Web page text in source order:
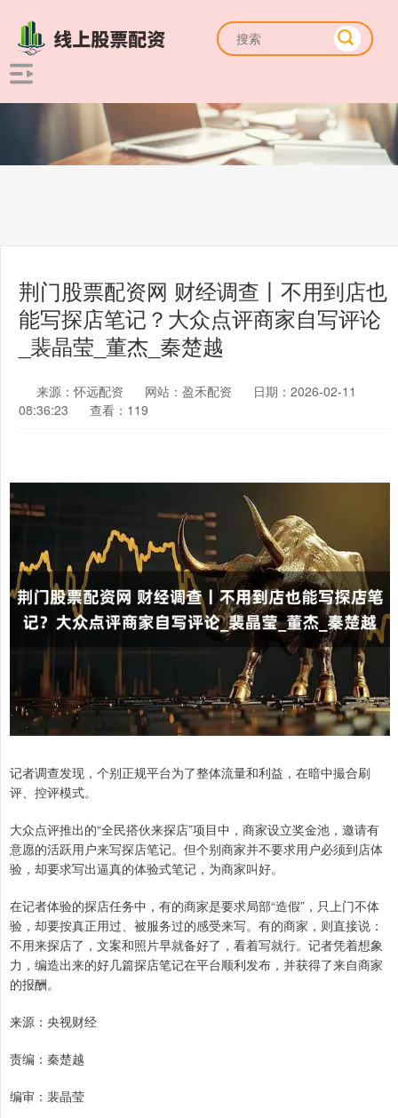
荆门股票配资网 财经调查丨不用到店也
能写探店笔记？大众点评商家自写评论
_裴晶莹_董杰_秦楚越
来源：怀远配资 网站：盈禾配资
日期：2026-02-11
08:36:23
查看：119
记者调查发现，个别正规平台为了整体流量和利益，在暗中撮合刷
评、控评模式。
大众点评推出的“全民搭伙来探店”项目中，商家设立奖金池，邀请有
意愿的活跃用户来写探店笔记。但个别商家并不要求用户必须到店体
验，却要求写出逼真的体验式笔记，为商家叫好。
在记者体验的探店任务中，有的商家是要求局部“造假”，只上门不体
验，却要按真正用过、被服务过的感受来写。有的商家，则直接说：
不用来探店了，文案和照片早就备好了，看着写就行。记者凭着想象
力，编造出来的好几篇探店笔记在平台顺利发布，并获得了来自商家
的报酬。
来源：央视财经
责编：秦楚越
编审：裴晶莹